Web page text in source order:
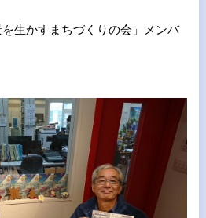
生かすまちづくりの会」メンバ